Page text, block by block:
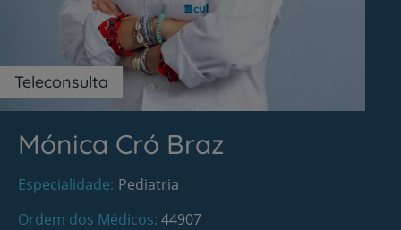
Teleconsulta
Mónica Cró Braz
Especialidade Pediatria
Ordem dos Médicos 44907